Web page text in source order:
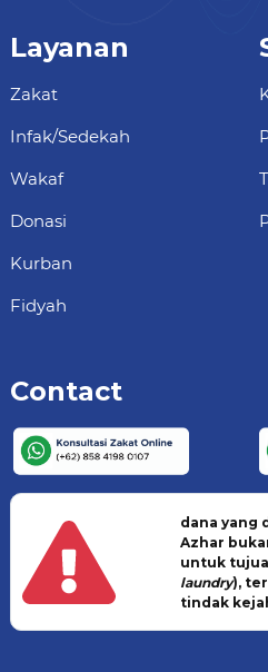
Layanan
Zakat
Infak/Sedekah
Wakaf
Donasi
Kurban
Fidyah
Contact
dana yang
Azhar
untuk
laundry),
tindak